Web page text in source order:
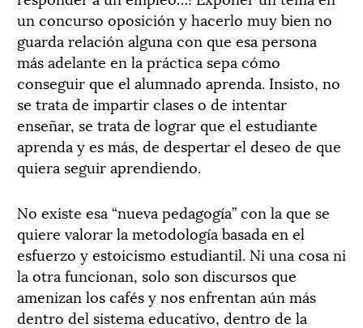
un concurso oposición y hacerlo muy bien no
guarda relación alguna con que esa persona
más adelante en la práctica sepa cómo
conseguir que el alumnado aprenda. Insisto, no
se trata de impartir clases o de intentar
enseñar, se trata de lograr que el estudiante
aprenda y es más, de despertar el deseo de que
quiera seguir aprendiendo.
No existe esa “nueva pedagogía” con la que se
quiere valorar la metodología basada en el
esfuerzo y estoicismo estudiantil. Ni una cosa ni
la otra funcionan, solo son discursos que
amenizan los cafés y nos enfrentan aún más
dentro del sistema educativo, dentro de la